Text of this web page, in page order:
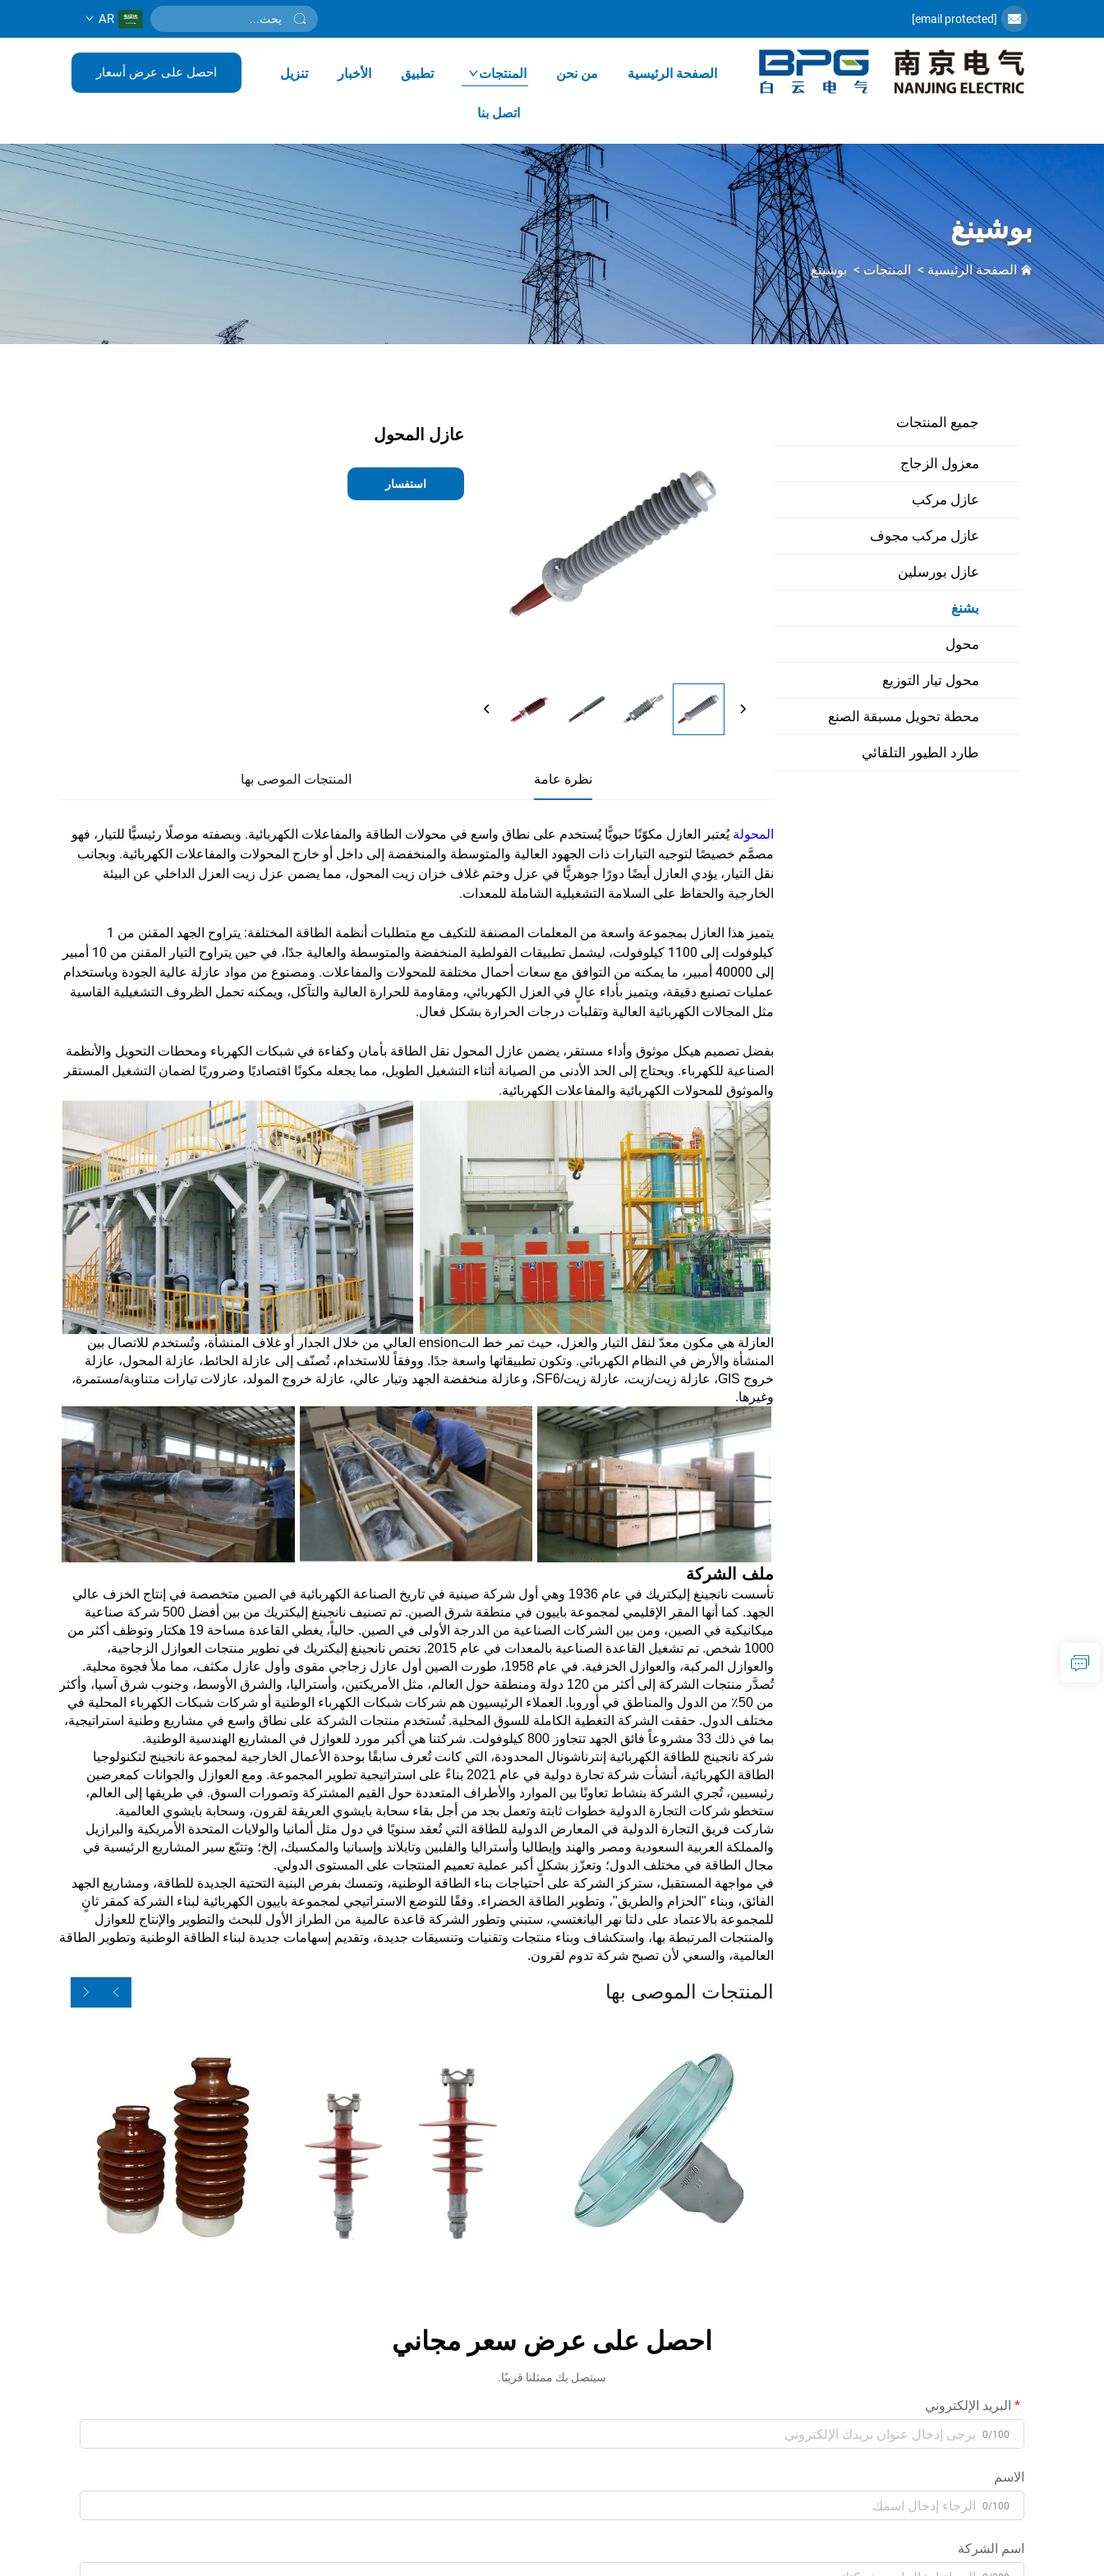
[email protected]
AR
الصفحة الرئيسية من نحن المنتجات تطبيق الأخبار تنزيل
اتصل بنا
احصل على عرض أسعار
بوشينغ
الصفحة الرئيسية > المنتجات >بوشينغ
جميع المنتجات
معزول الزجاج
عازل مركب
عازل مركب مجوف
عازل بورسلين
بشنغ
محول
محول تيار التوزيع
محطة تحويل مسبقة الصنع
طارد الطيور التلقائي
عازل المحول
استفسار
نظرة عامة المنتجات الموصى بها
المحولةيُعتبر العازل مكوّنًا حيويًّا يُستخدم على نطاق واسع في محولات الطاقة والمفاعلات الكهربائية. وبصفته موصلًا رئيسيًّا للتيار، فهو
مصمَّم خصيصًا لتوجيه التيارات ذات الجهود العالية والمتوسطة والمنخفضة إلى داخل أو خارج المحولات والمفاعلات الكهربائية. وبجانب
نقل التيار، يؤدي العازل أيضًا دورًا جوهريًّا في عزل وختم غلاف خزان زيت المحول، مما يضمن عزل زيت العزل الداخلي عن البيئة
الخارجية والحفاظ على السلامة التشغيلية الشاملة للمعدات.
يتميز هذا العازل بمجموعة واسعة من المعلمات المصنفة للتكيف مع متطلبات أنظمة الطاقة المختلفة: يتراوح الجهد المقنن من 1
كيلوفولت إلى 1100 كيلوفولت، ليشمل تطبيقات الفولطية المنخفضة والمتوسطة والعالية جدًا، في حين يتراوح التيار المقنن من 10 أمبير
إلى 40000 أمبير، ما يمكنه من التوافق مع سعات أحمال مختلفة للمحولات والمفاعلات. ومصنوع من مواد عازلة عالية الجودة وباستخدام
عمليات تصنيع دقيقة، ويتميز بأداء عالٍ في العزل الكهربائي، ومقاومة للحرارة العالية والتآكل، ويمكنه تحمل الظروف التشغيلية القاسية
مثل المجالات الكهربائية العالية وتقلبات درجات الحرارة بشكل فعال.
بفضل تصميم هيكل موثوق وأداء مستقر، يضمن عازل المحول نقل الطاقة بأمان وكفاءة في شبكات الكهرباء ومحطات التحويل والأنظمة
الصناعية للكهرباء. ويحتاج إلى الحد الأدنى من الصيانة أثناء التشغيل الطويل، مما يجعله مكونًا اقتصاديًا وضروريًا لضمان التشغيل المستقر
والموثوق للمحولات الكهربائية والمفاعلات الكهربائية.
العازلة هي مكون معدّ لنقل التيار والعزل، حيث تمر خط التension العالي من خلال الجدار أو غلاف المنشأة، وتُستخدم للاتصال بين
المنشأة والأرض في النظام الكهربائي. وتكون تطبيقاتها واسعة جدًا. ووفقاً للاستخدام، تُصنّف إلى عازلة الحائط، عازلة المحول، عازلة
خروج GIS، عازلة زيت/زيت، عازلة زيت/SF6، وعازلة منخفضة الجهد وتيار عالي، عازلة خروج المولد، عازلات تيارات متناوبة/مستمرة،
وغيرها.
ملف الشركة
تأسست نانجينغ إليكتريك في عام 1936 وهي أول شركة صينية في تاريخ الصناعة الكهربائية في الصين متخصصة في إنتاج الخزف عالي
الجهد. كما أنها المقر الإقليمي لمجموعة باييون في منطقة شرق الصين. تم تصنيف نانجينغ إليكتريك من بين أفضل 500 شركة صناعية
ميكانيكية في الصين، ومن بين الشركات الصناعية من الدرجة الأولى في الصين. حالياً، يغطي القاعدة مساحة 19 هكتار وتوظف أكثر من
1000 شخص. تم تشغيل القاعدة الصناعية بالمعدات في عام 2015. تختص نانجينغ إليكتريك في تطوير منتجات العوازل الزجاجية،
والعوازل المركبة، والعوازل الخزفية. في عام 1958، طورت الصين أول عازل زجاجي مقوى وأول عازل مكثف، مما ملأ فجوة محلية.
تُصدَّر منتجات الشركة إلى أكثر من 120 دولة ومنطقة حول العالم، مثل الأمريكتين، وأستراليا، والشرق الأوسط، وجنوب شرق آسيا، وأكثر
من 50٪ من الدول والمناطق في أوروبا. العملاء الرئيسيون هم شركات شبكات الكهرباء الوطنية أو شركات شبكات الكهرباء المحلية في
مختلف الدول. حققت الشركة التغطية الكاملة للسوق المحلية. تُستخدم منتجات الشركة على نطاق واسع في مشاريع وطنية استراتيجية،
بما في ذلك 33 مشروعاً فائق الجهد تتجاوز 800 كيلوفولت. شركتنا هي أكبر مورد للعوازل في المشاريع الهندسية الوطنية.
شركة نانجينج للطاقة الكهربائية إنترناشونال المحدودة، التي كانت تُعرف سابقًا بوحدة الأعمال الخارجية لمجموعة نانجينج لتكنولوجيا
الطاقة الكهربائية، أنشأت شركة تجارة دولية في عام 2021 بناءً على استراتيجية تطوير المجموعة. ومع العوازل والجوانات كمعرضين
رئيسيين، تُجري الشركة بنشاط تعاونًا بين الموارد والأطراف المتعددة حول القيم المشتركة وتصورات السوق. في طريقها إلى العالم،
ستخطو شركات التجارة الدولية خطوات ثابتة وتعمل بجد من أجل بقاء سحابة بايشوي العريقة لقرون، وسحابة بايشوي العالمية.
شاركت فريق التجارة الدولية في المعارض الدولية للطاقة التي تُعقد سنويًا في دول مثل ألمانيا والولايات المتحدة الأمريكية والبرازيل
والمملكة العربية السعودية ومصر والهند وإيطاليا وأستراليا والفلبين وتايلاند وإسبانيا والمكسيك، إلخ؛ وتتبّع سير المشاريع الرئيسية في
مجال الطاقة في مختلف الدول؛ وتعزّز بشكلٍ أكبر عملية تعميم المنتجات على المستوى الدولي.
في مواجهة المستقبل، ستركز الشركة على احتياجات بناء الطاقة الوطنية، وتمسك بفرص البنية التحتية الجديدة للطاقة، ومشاريع الجهد
الفائق، وبناء "الحزام والطريق"، وتطوير الطاقة الخضراء. وفقًا للتوضع الاستراتيجي لمجموعة باييون الكهربائية لبناء الشركة كمقر ثانٍ
للمجموعة بالاعتماد على دلتا نهر اليانغتسي، ستبني وتطور الشركة قاعدة عالمية من الطراز الأول للبحث والتطوير والإنتاج للعوازل
والمنتجات المرتبطة بها، واستكشاف وبناء منتجات وتقنيات وتنسيقات جديدة، وتقديم إسهامات جديدة لبناء الطاقة الوطنية وتطوير الطاقة
العالمية، والسعي لأن تصبح شركة تدوم لقرون.
المنتجات الموصى بها
احصل على عرض سعر مجاني
سيتصل بك ممثلنا قريبًا.
البريد الإلكتروني
0/100
الاسم
0/100
اسم الشركة